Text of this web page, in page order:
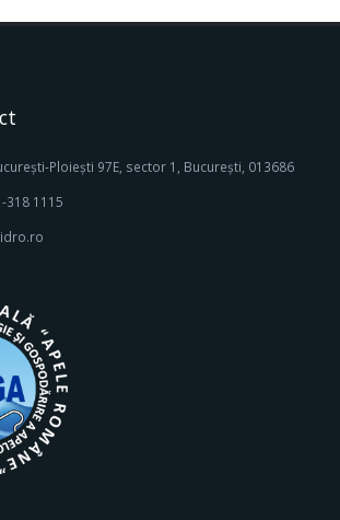
Ploiești 97E, sector 1, București, 013686
318 1115